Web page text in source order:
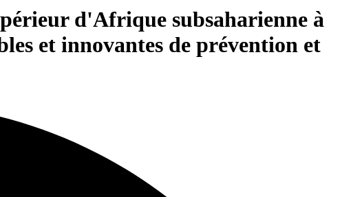
d'Afrique subsaharienne à
et innovantes de prévention et